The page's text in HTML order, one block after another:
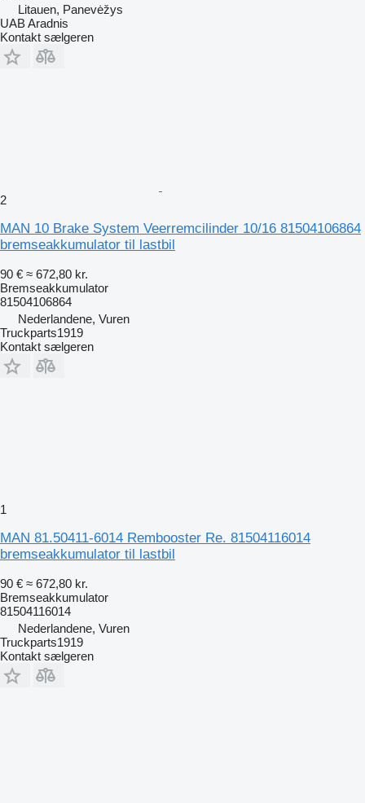
Litauen, Panevėžys
UAB Aradnis
Kontakt sælgeren
2
MAN 10 Brake System Veerremcilinder 10/16 81504106864
bremseakkumulator til lastbil
90 € ≈ 672,80 kr.
Bremseakkumulator
81504106864
Nederlandene, Vuren
Truckparts1919
Kontakt sælgeren
1
MAN 81.50411-6014 Rembooster Re. 81504116014
bremseakkumulator til lastbil
90 € ≈ 672,80 kr.
Bremseakkumulator
81504116014
Nederlandene, Vuren
Truckparts1919
Kontakt sælgeren